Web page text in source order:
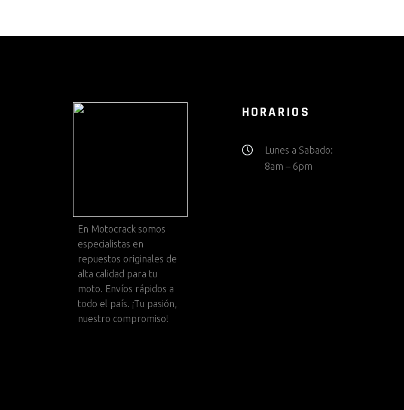
En Motocrack somos
especialistas en
repuestos originales de
alta calidad para tu
moto. Envíos rápidos a
todo el país. ¡Tu pasión,
nuestro compromiso!
HORARIOS
Lunes a Sabado:
8am – 6pm